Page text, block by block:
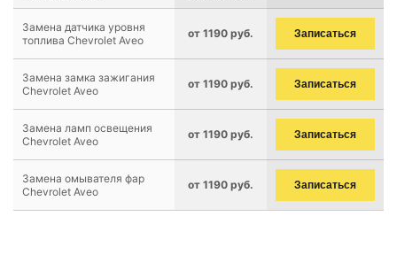
Замена датчика уровня
топлива Chevrolet Aveo
от 1190 руб. Записаться
Замена замка зажигания
Chevrolet Aveo
от 1190 руб. Записаться
Замена ламп освещения
Chevrolet Aveo
от 1190 руб. Записаться
Замена омывателя фар
Chevrolet Aveo
от 1190 руб. Записаться